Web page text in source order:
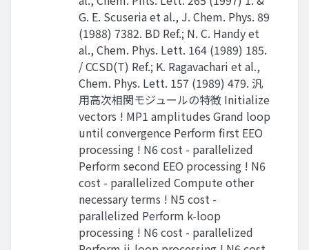
G. E. Scuseria et al., J. Chem. Phys. 89
(1988) 7382. BD Ref.; N. C. Handy et
al., Chem. Phys. Lett. 164 (1989) 185.
/ CCSD(T) Ref.; K. Ragavachari et al.,
Chem. Phys. Lett. 157 (1989) 479. 汎
用高次相関モジュールの特徴 Initialize
vectors ! MP1 amplitudes Grand loop
until convergence Perform first EEO
processing ! N6 cost - parallelized
Perform second EEO processing ! N6
cost - parallelized Compute other
necessary terms ! N5 cost -
parallelized Perform k-loop
processing ! N6 cost - parallelized